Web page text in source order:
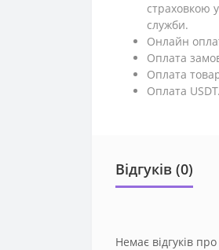
страховкою
служби.
Онлайн
Оплата
Оплата
Оплата USDT.
Відгуків (0)
Немає відгуків